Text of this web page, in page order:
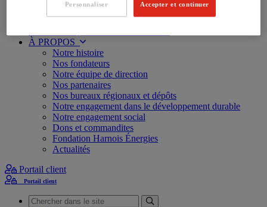
Nos Travel Stops
LES DÉPANNEURS PROXI
À PROPOS
Notre histoire
Nos fondateurs
Notre équipe de direction
Nos partenaires
Nos bureaux régionaux et dépôts
Notre engagement dans le développement durable
Notre engagement social
Dons et commandites
Fondation Harnois Énergies
Actualités
Portail client
Portail client
Recherche
Personnaliser Accepter et continuer